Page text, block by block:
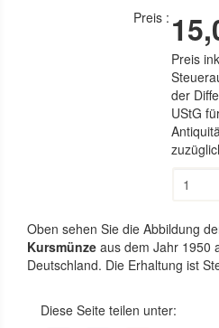
Preis :
Preis
der
UStG
Oben sehen Sie die Abbildung
Kursmünze aus dem Jahr 1950
Deutschland. Die Erhaltung ist
Diese Seite teilen unter: